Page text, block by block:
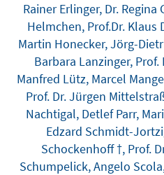
Rainer Erlinger, Dr. Regina
Helmchen, Prof.Dr. Klaus
Martin Honecker, Jörg-
Barbara Lanzinger,
Manfred Lütz, Marcel
Prof. Dr. Jürgen
Nachtigal, Detlef Parr,
Edzard Schmidt-
Schockenhoff †, Prof.
Schumpelick, Angelo